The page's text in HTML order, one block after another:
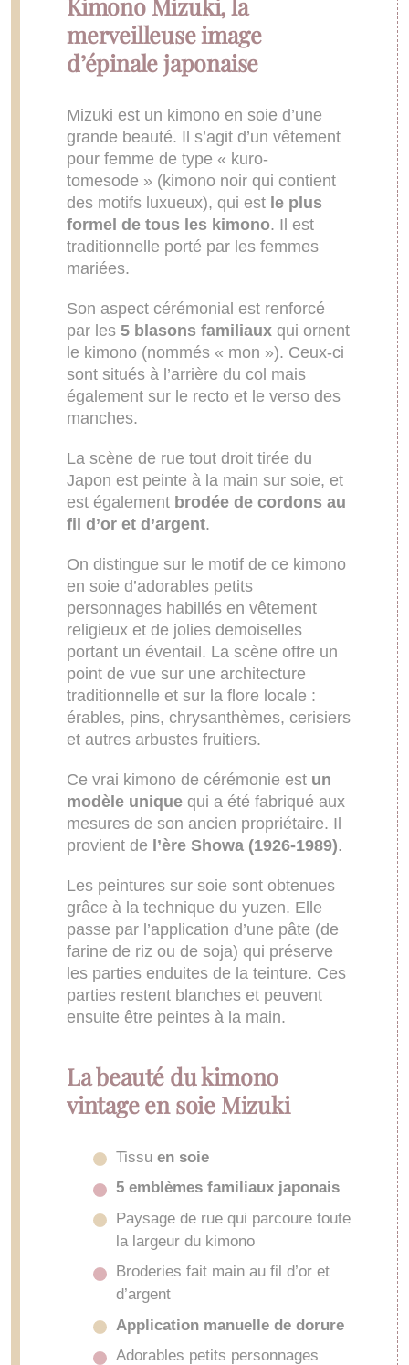
merveilleuse image
d’épinale japonaise
Mizuki est un kimono en soie d’une
grande beauté. Il s’agit d’un vêtement
pour femme de type « kuro-
tomesode » (kimono noir qui contient
des motifs luxueux), qui est le plus
formel de tous les kimono. Il est
traditionnelle porté par les femmes
mariées.
Son aspect cérémonial est renforcé
par les 5 blasons familiaux qui ornent
le kimono (nommés « mon »). Ceux-ci
sont situés à l’arrière du col mais
également sur le recto et le verso des
manches.
La scène de rue tout droit tirée du
Japon est peinte à la main sur soie, et
est également brodée de cordons au
fil d’or et d’argent.
On distingue sur le motif de ce kimono
en soie d’adorables petits
personnages habillés en vêtement
religieux et de jolies demoiselles
portant un éventail. La scène offre un
point de vue sur une architecture
traditionnelle et sur la flore locale :
érables, pins, chrysanthèmes, cerisiers
et autres arbustes fruitiers.
Ce vrai kimono de cérémonie est un
modèle unique qui a été fabriqué aux
mesures de son ancien propriétaire. Il
provient de l’ère Showa (1926-1989).
Les peintures sur soie sont obtenues
grâce à la technique du yuzen. Elle
passe par l’application d’une pâte (de
farine de riz ou de soja) qui préserve
les parties enduites de la teinture. Ces
parties restent blanches et peuvent
ensuite être peintes à la main.
La beauté du kimono
vintage en soie Mizuki
Tissuen soie
5 emblèmes familiaux japonais
Paysage de rue qui parcoure toute
la largeur du kimono
Broderies fait main au fil d’or et
d’argent
Application manuelle de dorure
Adorables petits personnages